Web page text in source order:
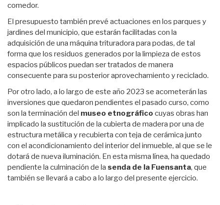
comedor.
El presupuesto también prevé actuaciones en los parques y
jardines del municipio, que estarán facilitadas con la
adquisición de una máquina trituradora para podas, de tal
forma que los residuos generados por la limpieza de estos
espacios públicos puedan ser tratados de manera
consecuente para su posterior aprovechamiento y reciclado.
Por otro lado, a lo largo de este año 2023 se acometerán las
inversiones que quedaron pendientes el pasado curso, como
son la terminación del museo etnográfico cuyas obras han
implicado la sustitución de la cubierta de madera por una de
estructura metálica y recubierta con teja de cerámica junto
con el acondicionamiento del interior del inmueble, al que se le
dotará de nueva iluminación. En esta misma línea, ha quedado
pendiente la culminación de la senda de la Fuensanta, que
también se llevará a cabo a lo largo del presente ejercicio.